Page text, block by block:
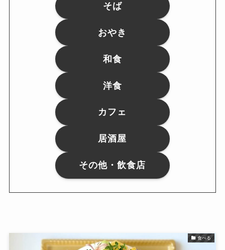
そば
おやき
和食
洋食
カフェ
居酒屋
その他・飲食店
食べる